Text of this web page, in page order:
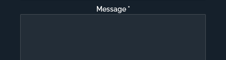
Message *